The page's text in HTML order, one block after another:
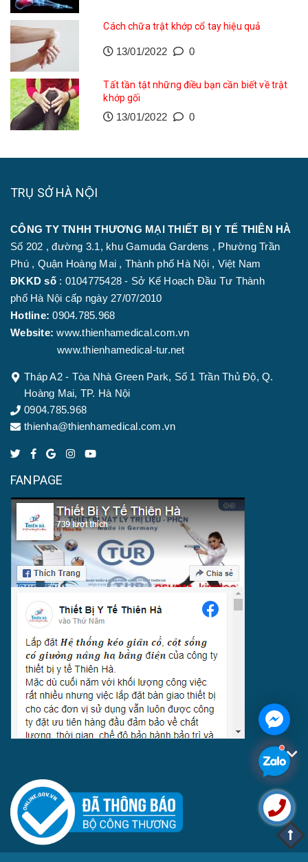
Cách chữa trật khớp cổ tay hiệu quả
13/01/2022 0
Tất tần tật những điều bạn cần biết về trật
khớp gối
13/01/2022 0
TRỤ SỞ HÀ NỘI
CÔNG TY TNHH THƯƠNG MẠI THIẾT BỊ Y TẾ THIÊN HÀ
Số 202 , đường 3.1, khu Gamuda Gardens , Phường Trần
Phú , Quận Hoàng Mai , Thành phố Hà Nội , Việt Nam
ĐKKD số: 0104775428 - Sở Kế Hoạch Đầu Tư Thành
phố Hà Nội cấp ngày 27/07/2010
Hotline: 0904.785.968
Website:www.thienhamedical.com.vn
www.thienhamedical-tur.net
Tháp A2 - Tòa Nhà Green Park, Số 1 Trần Thủ Độ, Q.
Hoàng Mai, TP. Hà Nội
0904.785.968
thienha@thienhamedical.com.vn
FANPAGE